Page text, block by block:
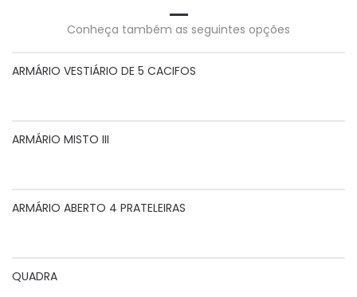
Conheça também as seguintes opções
ARMÁRIO VESTIÁRIO DE 5 CACIFOS
ARMÁRIO MISTO III
ARMÁRIO ABERTO 4 PRATELEIRAS
QUADRA